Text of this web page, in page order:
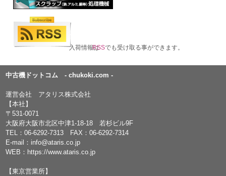
入荷情報はRSSでも受け取る事ができます。
中古機ドットコム - chukoki.com -
運営会社 アタリス株式会社
【本社】
〒531-0071
大阪府大阪市北区中津1-18-18 若杉ビル9F
TEL：06-6292-7313 FAX：06-6292-7314
E-mail： info@ataris.co.jp
WEB： https://www.ataris.co.jp
【東京営業所】